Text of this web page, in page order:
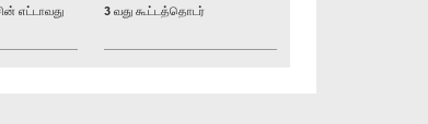
எட்டாவது
3 வது கூட்டத்தொடர்